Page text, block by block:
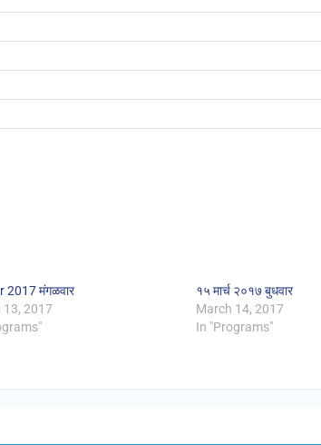
2017 मंगळवार
13, 2017
१५ मार्च २०१७ बुधवार
March 14, 2017
In "Programs"